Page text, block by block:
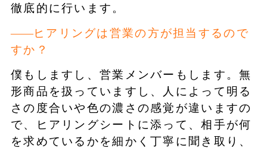
徹底的に行います。
ヒアリングは営業の方が担当するので
すか？
僕もしますし、営業メンバーもします。無
形商品を扱っていますし、人によって明る
さの度合いや色の濃さの感覚が違いますの
で、ヒアリングシートに添って、相手が何
を求めているかを細かく丁寧に聞き取り、